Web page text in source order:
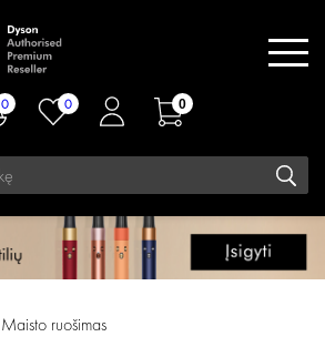
0 0 0
Maisto ruošimas